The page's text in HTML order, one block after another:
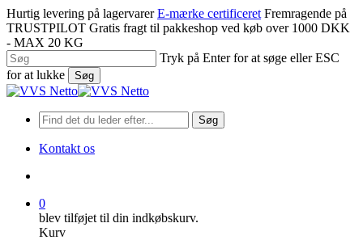
Spring
til
hovedindhold
Hurtig levering på lagervarer E-mærke certificeret Fremragende på
TRUSTPILOT Gratis fragt til pakkeshop ved køb over 1000 DKK
- MAX 20 KG
Tryk på Enter for at søge eller ESC
for at lukke
Søg
Luk
Søg
Kontakt os
0
blev tilføjet til din indkøbskurv.
Kurv